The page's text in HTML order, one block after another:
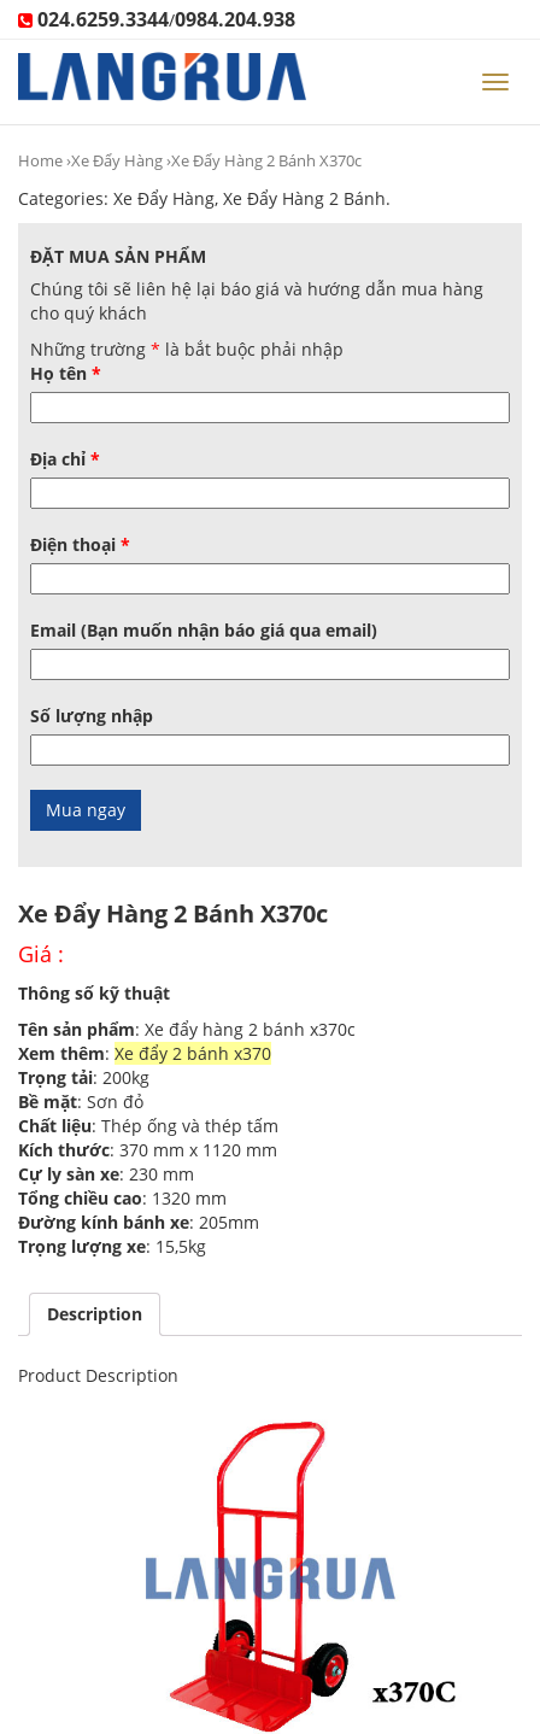
024.6259.3344/0984.204.938
Home›Xe Đẩy Hàng›Xe Đẩy Hàng 2 Bánh X370c
Categories: Xe Đẩy Hàng, Xe Đẩy Hàng 2 Bánh.
ĐẶT MUA SẢN PHẨM
Chúng tôi sẽ liên hệ lại báo giá và hướng dẫn mua hàng
cho quý khách
Những trường * là bắt buộc phải nhập
Họ tên *
Địa chỉ *
Điện thoại *
Email (Bạn muốn nhận báo giá qua email)
Số lượng nhập
Xe Đẩy Hàng 2 Bánh X370c
Giá :
Thông số kỹ thuật
Tên sản phẩm: Xe đẩy hàng 2 bánh x370c
Xem thêm: Xe đẩy 2 bánh x370
Trọng tải: 200kg
Bề mặt: Sơn đỏ
Chất liệu: Thép ống và thép tấm
Kích thước: 370 mm x 1120 mm
Cự ly sàn xe: 230 mm
Tổng chiều cao: 1320 mm
Đường kính bánh xe: 205mm
Trọng lượng xe: 15,5kg
Description
Product Description